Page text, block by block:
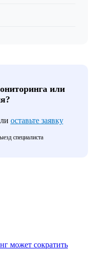
или
оставьте заявку
специалиста
может сократить